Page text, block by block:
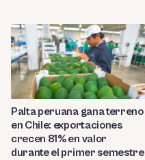
Palta peruana gana terreno
en Chile: exportaciones
crecen 81% en valor
durante el primer semestre